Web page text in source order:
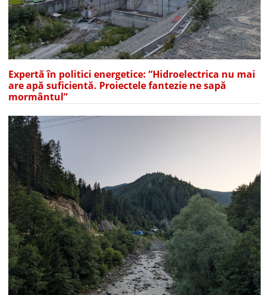
Expertă în politici energetice: ”Hidroelectrica nu mai
are apă suficientă. Proiectele fantezie ne sapă
mormântul”